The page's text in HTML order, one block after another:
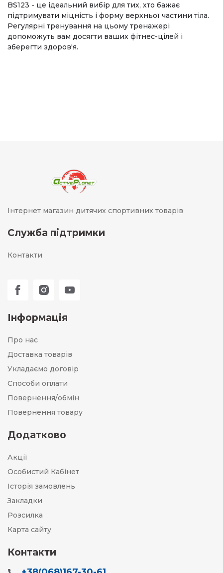
BS123 - це ідеальний вибір для тих, хто бажає
підтримувати міцність і форму верхньої частини тіла.
Регулярні тренування на цьому тренажері
допоможуть вам досягти ваших фітнес-цілей і
зберегти здоров'я.
Інтернет магазин дитячих спортивних товарів
Служба підтримки
Контакти
Інформація
Про нас
Доставка товарів
Укладаємо договір
Способи оплати
Повернення/обмін
Повернення товару
Додатково
Акції
Особистий Кабінет
Історія замовлень
Закладки
Розсилка
Карта сайту
Контакти